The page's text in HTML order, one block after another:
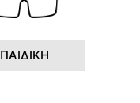
ΠΑΙΔΙΚΗ